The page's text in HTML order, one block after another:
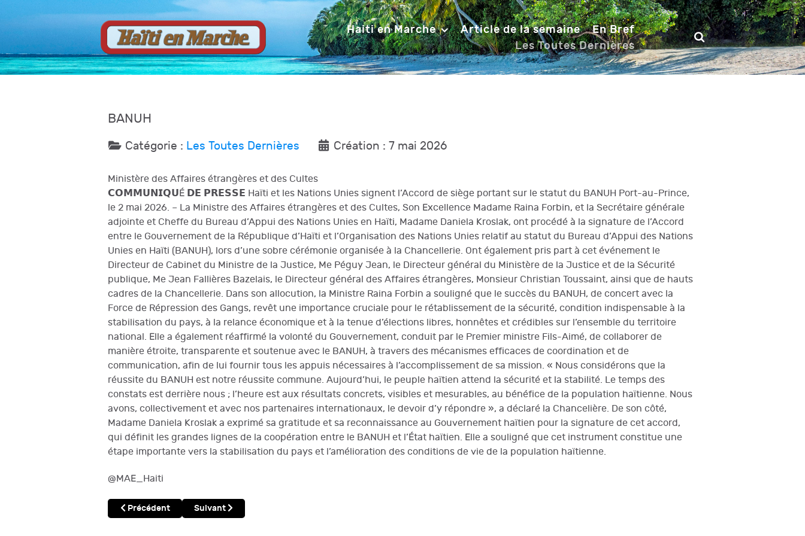
Haiti en Marche Article de la semaine
En Bref
Les Toutes Dernières
BANUH
Catégorie : Les Toutes Dernières Création : 7 mai 2026
Ministère des Affaires étrangères et des Cultes
𝗖𝗢𝗠𝗠𝗨𝗡𝗜𝗤𝗨É 𝗗𝗘 𝗣𝗥𝗘𝗦𝗦𝗘 Haïti et les Nations Unies signent l’Accord de siège portant sur le statut du BANUH Port-au-Prince,
le 2 mai 2026. – La Ministre des Affaires étrangères et des Cultes, Son Excellence Madame Raina Forbin, et la Secrétaire générale
adjointe et Cheffe du Bureau d’Appui des Nations Unies en Haïti, Madame Daniela Kroslak, ont procédé à la signature de l’Accord
entre le Gouvernement de la République d’Haïti et l’Organisation des Nations Unies relatif au statut du Bureau d’Appui des Nations
Unies en Haïti (BANUH), lors d’une sobre cérémonie organisée à la Chancellerie. Ont également pris part à cet événement le
Directeur de Cabinet du Ministre de la Justice, Me Péguy Jean, le Directeur général du Ministère de la Justice et de la Sécurité
publique, Me Jean Fallières Bazelais, le Directeur général des Affaires étrangères, Monsieur Christian Toussaint, ainsi que de hauts
cadres de la Chancellerie. Dans son allocution, la Ministre Raina Forbin a souligné que le succès du BANUH, de concert avec la
Force de Répression des Gangs, revêt une importance cruciale pour le rétablissement de la sécurité, condition indispensable à la
stabilisation du pays, à la relance économique et à la tenue d’élections libres, honnêtes et crédibles sur l’ensemble du territoire
national. Elle a également réaffirmé la volonté du Gouvernement, conduit par le Premier ministre Fils-Aimé, de collaborer de
manière étroite, transparente et soutenue avec le BANUH, à travers des mécanismes efficaces de coordination et de
communication, afin de lui fournir tous les appuis nécessaires à l’accomplissement de sa mission. « Nous considérons que la
réussite du BANUH est notre réussite commune. Aujourd’hui, le peuple haïtien attend la sécurité et la stabilité. Le temps des
constats est derrière nous ; l’heure est aux résultats concrets, visibles et mesurables, au bénéfice de la population haïtienne. Nous
avons, collectivement et avec nos partenaires internationaux, le devoir d’y répondre », a déclaré la Chancelière. De son côté,
Madame Daniela Kroslak a exprimé sa gratitude et sa reconnaissance au Gouvernement haïtien pour la signature de cet accord,
qui définit les grandes lignes de la coopération entre le BANUH et l’État haïtien. Elle a souligné que cet instrument constitue une
étape importante vers la stabilisation du pays et l’amélioration des conditions de vie de la population haïtienne.
@MAE_Haiti
Article précédent : Violences basées sur le genre : le gouvernement inaugure les premières Maisons des femmes en Haïti
Précédent Article suivant : MINISTERE DES AFFAIRES ETRANGERES ET DES CULTES
Suivant